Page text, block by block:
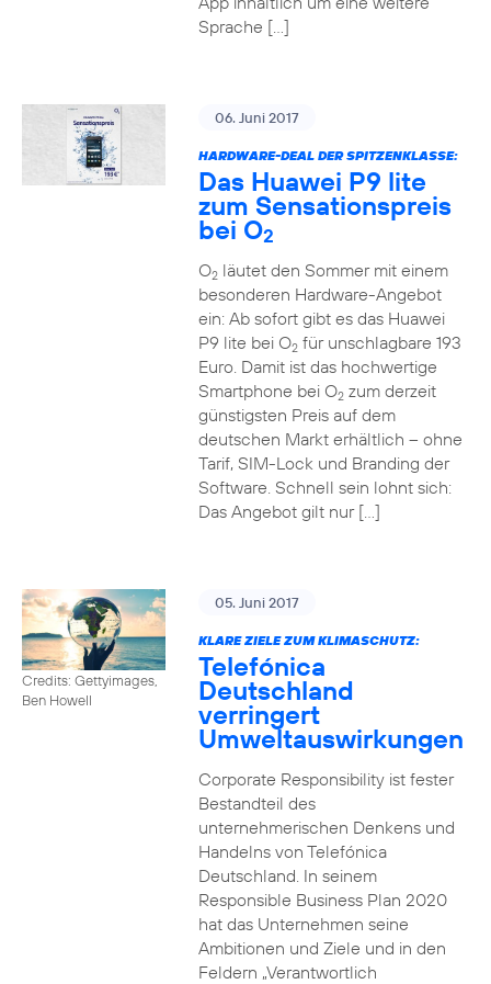
Sprache […]
06. Juni 2017
HARDWARE-DEAL DER SPITZENKLASSE:
Das Huawei P9 lite
zum Sensationspreis
bei O2
O2läutet den Sommer mit einem
besonderen Hardware-Angebot
ein: Ab sofort gibt es das Huawei
P9 lite bei O2für unschlagbare 193
Euro. Damit ist das hochwertige
Smartphone bei O2zum derzeit
günstigsten Preis auf dem
deutschen Markt erhältlich – ohne
Tarif, SIM-Lock und Branding der
Software. Schnell sein lohnt sich:
Das Angebot gilt nur […]
Credits: Gettyimages,
Ben Howell
05. Juni 2017
KLARE ZIELE ZUM KLIMASCHUTZ:
Telefónica
Deutschland
verringert
Umweltauswirkungen
Corporate Responsibility ist fester
Bestandteil des
unternehmerischen Denkens und
Handelns von Telefónica
Deutschland. In seinem
Responsible Business Plan 2020
hat das Unternehmen seine
Ambitionen und Ziele und in den
Feldern „Verantwortlich